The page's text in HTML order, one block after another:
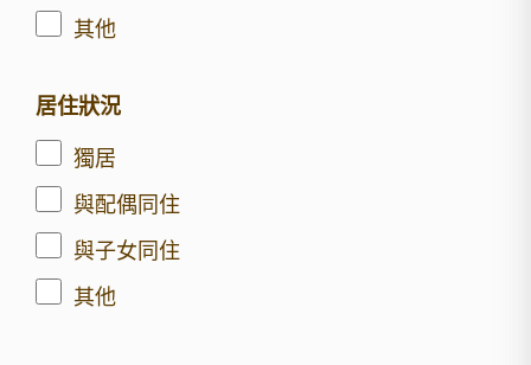
其他
居住狀況
獨居
與配偶同住
與子女同住
其他